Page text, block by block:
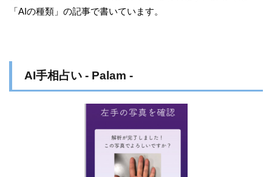
「AIの種類」の記事で書いています。
AI手相占い - Palam -